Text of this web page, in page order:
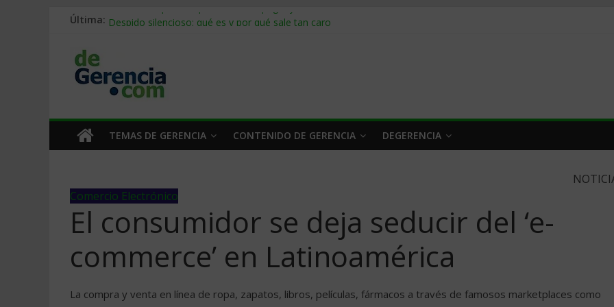
Última: Stablecoins para empresas: cómo pagar y cobrar en 2026
Trabajo forzoso en la cadena de suministro: qué hacer
Mercado hispano de EE. UU.: cómo segmentarlo y venderle
TEMAS DE GERENCIA CONTENIDO DE GERENCIA DEGERENCIA
Comercio Electrónico
El consumidor se deja seducir del ‘e-
commerce’ en Latinoamérica
La compra y venta en línea de ropa, zapatos, libros, películas, fármacos a través de famosos marketplaces como